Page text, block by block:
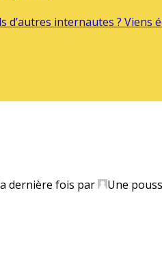
d’autres internautes ? Viens
dernière fois par Une